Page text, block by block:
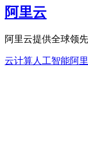
阿里云
阿里云提供全球领
云计算人工智能阿